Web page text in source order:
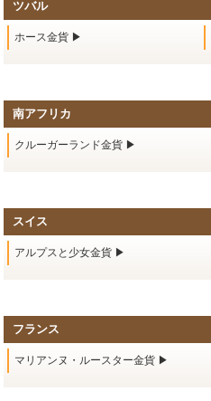
ツバル
ホース金貨 ▶
南アフリカ
クルーガーランド金貨 ▶
スイス
アルプスと少女金貨 ▶
フランス
マリアンヌ・ルースター金貨 ▶